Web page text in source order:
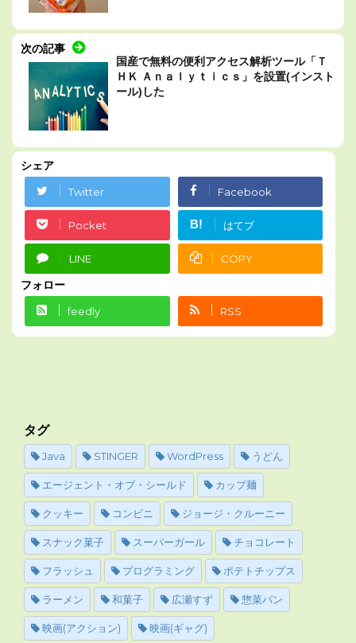
次の記事
国産で無料の便利アクセス解析ツール「Ｔ
ＨＫ Ａｎａｌｙｔｉｃｓ」を設置(インスト
ール)した
シェア
Twitter Facebook
Pocket B! はてブ
LINE COPY
フォロー
feedly RSS
タグ
Java STINGER WordPress うどん
エージェント・オブ・シールド カップ麺
クッキー コンビニ ジョージ・クルーニー
スナック菓子 スーパーガール チョコレート
フラッシュ プログラミング ポテトチップス
ラーメン 和菓子 広瀬すず 惣菜パン
映画(アクション) 映画(ギャグ)